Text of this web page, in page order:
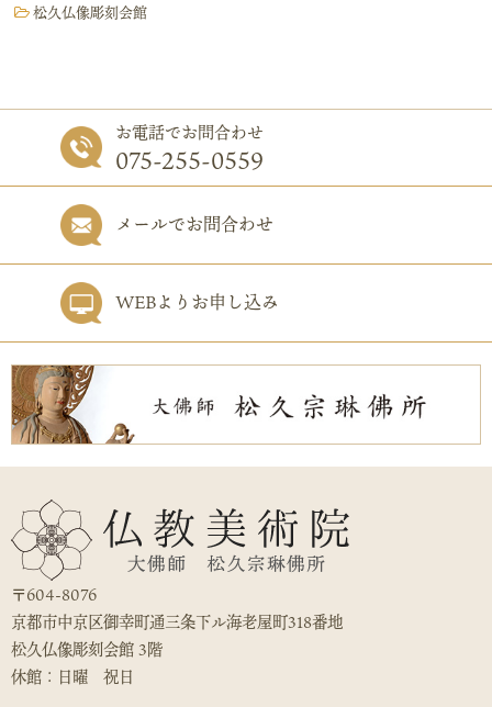
松久仏像彫刻会館
お電話でお問合わせ
075-255-0559
メールでお問合わせ
WEBよりお申し込み
〒604-8076
京都市中京区御幸町通三条下ル海老屋町318番地
松久仏像彫刻会館 3階
休館：日曜 祝日